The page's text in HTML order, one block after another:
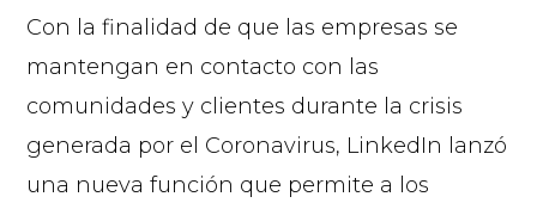
Con la finalidad de que las empresas se
mantengan en contacto con las
comunidades y clientes durante la crisis
generada por el Coronavirus, LinkedIn lanzó
una nueva función que permite a los